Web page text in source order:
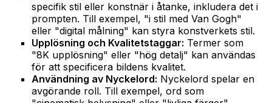
specifik stil eller konstnär i åtanke, inkludera det i
prompten. Till exempel, "i stil med Van Gogh"
eller "digital målning" kan styra konstverkets stil.
Upplösning och Kvalitetstaggar: Termer som
"8K upplösning" eller "hög detalj" kan användas
för att specificera bildens kvalitet.
Användning av Nyckelord: Nyckelord spelar en
avgörande roll. Till exempel, ord som